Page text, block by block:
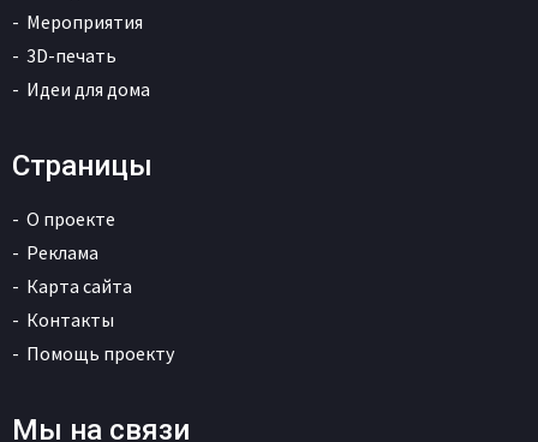
Мероприятия
3D-печать
Идеи для дома
Страницы
О проекте
Реклама
Карта сайта
Контакты
Помощь проекту
Мы на связи